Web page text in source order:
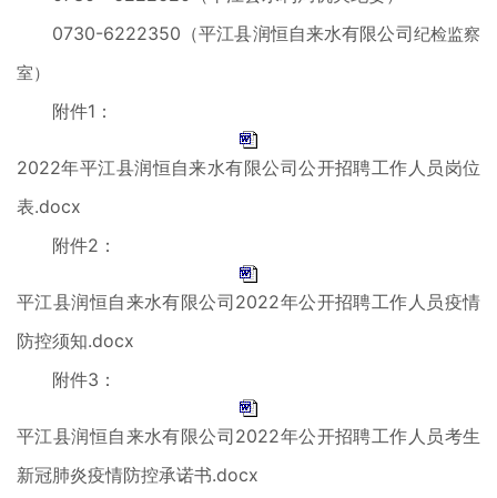
0730-6222350（平江县润恒自来水有限公司纪检监察
室）
附件1：
2022年平江县润恒自来水有限公司公开招聘工作人员岗位
表.docx
附件2：
平江县润恒自来水有限公司2022年公开招聘工作人员疫情
防控须知.docx
附件3：
平江县润恒自来水有限公司2022年公开招聘工作人员考生
新冠肺炎疫情防控承诺书.docx